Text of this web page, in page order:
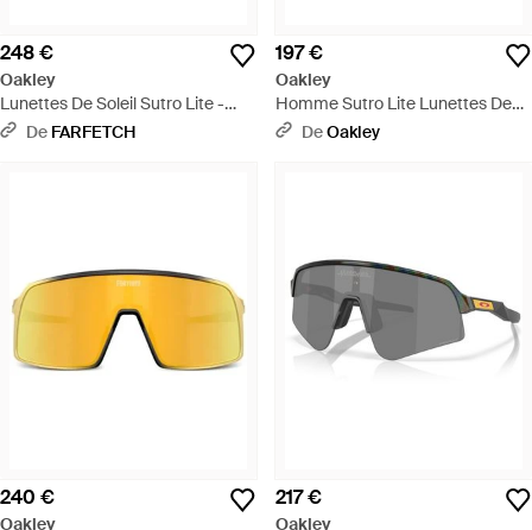
248 €
Oakley
Lunettes De Soleil Sutro Lite -
Violet
De FARFETCH
197 €
Oakley
Homme Sutro Lite Lunettes De
Soleil - Noir
DeOakley
240 €
Oakley
217 €
Oakley